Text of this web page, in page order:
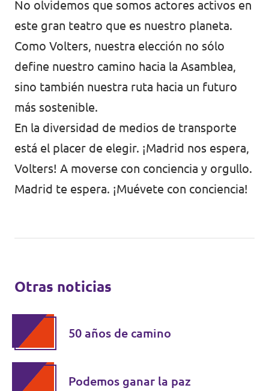
No olvidemos que somos actores activos en
este gran teatro que es nuestro planeta.
Como Volters, nuestra elección no sólo
define nuestro camino hacia la Asamblea,
sino también nuestra ruta hacia un futuro
más sostenible.
En la diversidad de medios de transporte
está el placer de elegir. ¡Madrid nos espera,
Volters! A moverse con conciencia y orgullo.
Madrid te espera. ¡Muévete con conciencia!
Otras noticias
50 años de camino
Podemos ganar la paz